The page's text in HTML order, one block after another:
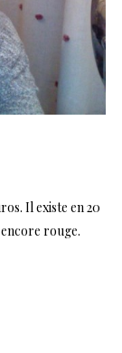
Il existe en 20
rouge.